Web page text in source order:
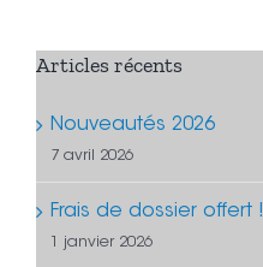
Articles récents
Nouveautés 2026
7 avril 2026
Frais de dossier offert !
1 janvier 2026